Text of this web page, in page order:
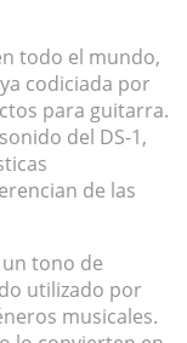
todo el mundo,
codiciada por
para guitarra.
del DS-1,
de las
tono de
utilizado por
musicales.